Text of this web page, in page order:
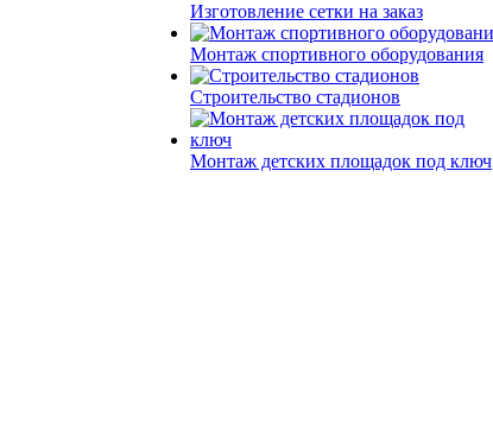
Изготовление сетки на заказ
Монтаж спортивного оборудования
Строительство стадионов
Монтаж детских площадок под ключ